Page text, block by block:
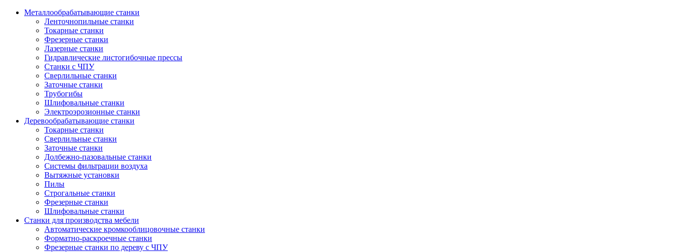
Металлообрабатывающие станки
Ленточнопильные станки
Токарные станки
Фрезерные станки
Лазерные станки
Гидравлические листогибочные прессы
Станки с ЧПУ
Сверлильные станки
Заточные станки
Трубогибы
Шлифовальные станки
Электроэрозионные станки
Деревообрабатывающие станки
Токарные станки
Сверлильные станки
Заточные станки
Долбежно-пазовальные станки
Системы фильтрации воздуха
Вытяжные установки
Пилы
Строгальные станки
Фрезерные станки
Шлифовальные станки
Станки для производства мебели
Автоматические кромкооблицовочные станки
Форматно-раскроечные станки
Фрезерные станки по дереву с ЧПУ